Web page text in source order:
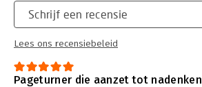
Schrijf een recensie
Lees ons recensiebeleid
Pageturner die aanzet tot nadenken